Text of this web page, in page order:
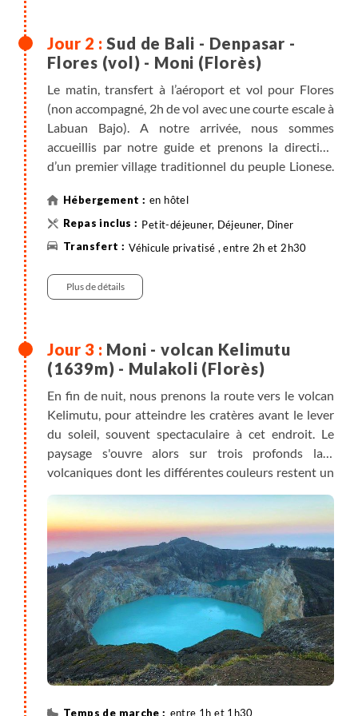
Sud de Bali - Denpasar -
Flores (vol) - Moni (Florès)
Le matin, transfert à l’aéroport et vol pour Flores
(non accompagné, 2h de vol avec une courte escale à
Labuan Bajo). A notre arrivée, nous sommes
accueillis par notre guide et prenons la direction
d’un premier village traditionnel du peuple Lionese.
traditionnelles encore habitées par plusieurs
familles. Nous nous promenons dans le village et
découvrons des activités quotidiennes locales
notre route en direction du village de Moni, situé à
quelques encablures du volcan Kelimutu.
en hôtel
Petit-déjeuner, Déjeuner, Diner
Véhicule privatisé , entre 2h et 2h30
Plus de détails
Moni - volcan Kelimutu
(1639m) - Mulakoli (Florès)
En fin de nuit, nous prenons la route vers le volcan
Kelimutu, pour atteindre les cratères avant le lever
du soleil, souvent spectaculaire à cet endroit. Le
paysage s'ouvre alors sur trois profonds lacs
volcaniques dont les différentes couleurs restent un
âmes des défunts montent jusqu'à ce trio de lacs
avant de rejoindre le lac turquoise (pour les jeunes),
les lac brun (pour les personnes âgées) ou le lac noir
(pour les âmes perdues). De retour à Moni, et après
un petit déjeuner, nous prenons la route en direction
de Mulakoli où nous serons accueillis chez
l'habitant, au pied du volcan Ebulobo. En chemin,
nous marquons un arrêt sur une jolie plage de galets
bleus.
entre 1h et 1h30